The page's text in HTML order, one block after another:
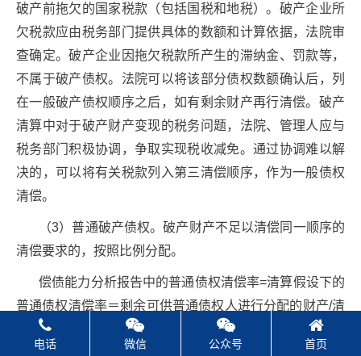
破产前拖欠的国家税款（包括国税和地税）。破产企业所
欠税款应由税务部门提供具体的数额和计算依据，法院审
查确定。破产企业因拖欠税款所产生的滞纳金、罚款等，
不属于破产债权。法院可以将该部分债权数额确认后，列
在一般破产债权顺序之后，如有剩余财产再行清偿。破产
清算中对于破产财产变现的税务问题，法院、管理人应与
税务部门积极协调，争取实现税收减免。通过协调难以解
决的，可以将有关税款列入第三清偿顺序，作为一般债权
清偿。
（3）普通破产债权。破产财产不足以清偿同一顺序的
清偿要求的，按照比例分配。
偿债能力分析报告中的普通债权清偿率=清算假设下的
普通债权清偿率＝剩余可供普通债权人进行分配的财产/清
算状态下的普通债权金额
电话 微信 公众号 首页